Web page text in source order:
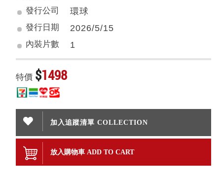
發行公司
環球
發行日期 2026/5/15
內裝片數 1
特價 $1498
加入追蹤清單 COLLECTION
放入購物車 ADD TO CART